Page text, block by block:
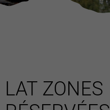
LAT ZONES